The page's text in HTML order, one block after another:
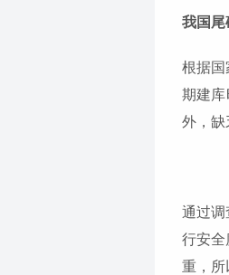
我国尾
根据
期建
外，缺
通过调
行安全
重，所